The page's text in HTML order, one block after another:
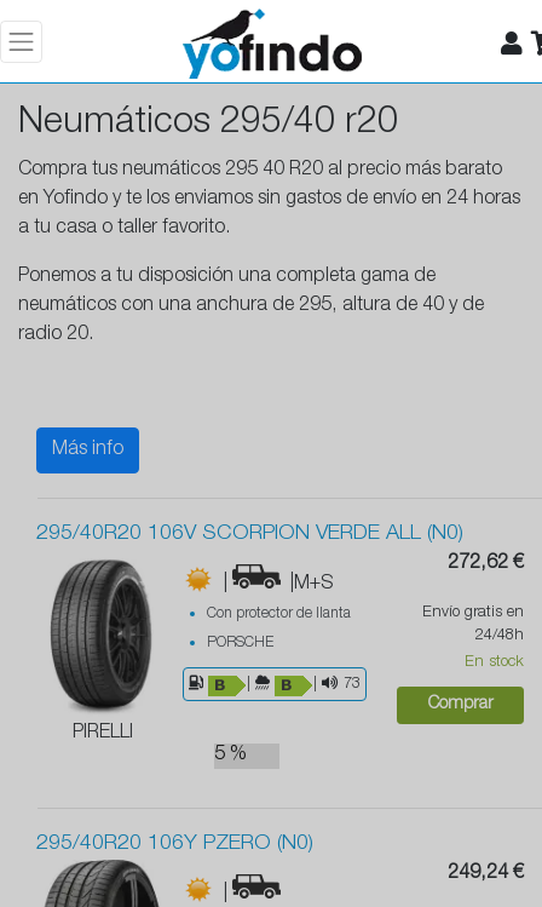
Neumáticos 295/40 r20
Compra tus neumáticos 295 40 R20 al precio más barato
en Yofindo y te los enviamos sin gastos de envío en 24 horas
a tu casa o taller favorito.
Ponemos a tu disposición una completa gama de
neumáticos con una anchura de 295, altura de 40 y de
radio 20.
Más info
295/40R20 106V SCORPION VERDE ALL (N0)
PIRELLI
| |M+S
Con protector de llanta
PORSCHE
73
5 %
272,62 €
Envío gratis en
24/48h
En stock
Comprar
295/40R20 106Y PZERO (N0)
|
249,24 €